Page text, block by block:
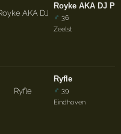
Royke AKA DJ
♂ 36
Zeelst
Ryfle
♂ 39
Eindhoven